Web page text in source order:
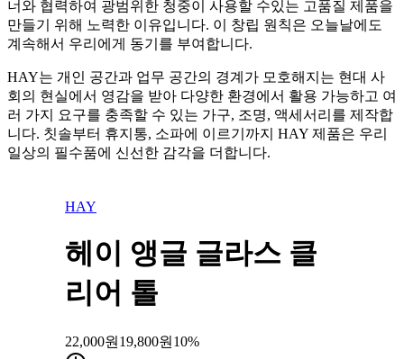
너와 협력하여 광범위한 청중이 사용할 수있는 고품질 제품을
만들기 위해 노력한 이유입니다. 이 창립 원칙은 오늘날에도
계속해서 우리에게 동기를 부여합니다.
HAY는 개인 공간과 업무 공간의 경계가 모호해지는 현대 사
회의 현실에서 영감을 받아 다양한 환경에서 활용 가능하고 여
러 가지 요구를 충족할 수 있는 가구, 조명, 액세서리를 제작합
니다. 칫솔부터 휴지통, 소파에 이르기까지 HAY 제품은 우리
일상의 필수품에 신선한 감각을 더합니다.
HAY
헤이 앵글 글라스 클
리어 톨
22,000원 19,800원 10%